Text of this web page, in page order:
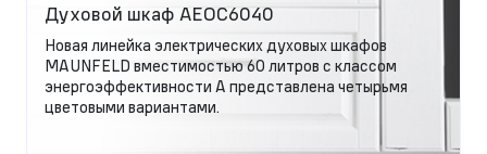
Духовой шкаф AEOC6040
Новая линейка электрических духовых шкафов
MAUNFELD вместимостью 60 литров с классом
энергоэффективности А представлена четырьмя
цветовыми вариантами.